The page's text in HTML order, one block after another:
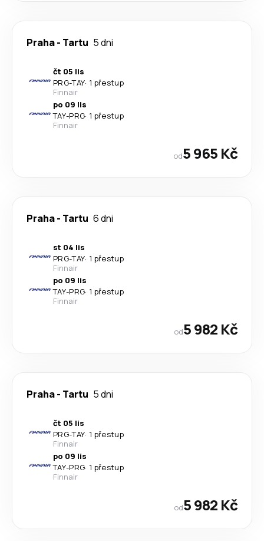
Praha- Tartu 5 dni
čt 05 lis
PRG-TAY· 1 přestup
Finnair
po 09 lis
TAY-PRG· 1 přestup
Finnair
od5 965 Kč
Praha- Tartu 6 dni
st 04 lis
PRG-TAY· 1 přestup
Finnair
po 09 lis
TAY-PRG· 1 přestup
Finnair
od5 982 Kč
Praha- Tartu 5 dni
čt 05 lis
PRG-TAY· 1 přestup
Finnair
po 09 lis
TAY-PRG· 1 přestup
Finnair
od5 982 Kč